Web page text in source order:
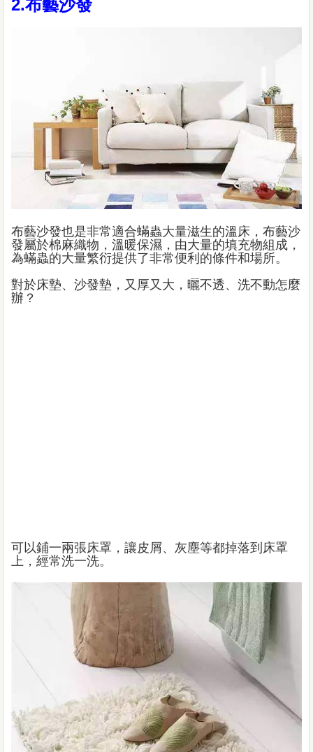
2.布藝沙發
布藝沙發也是非常適合蟎蟲大量滋生的溫床，布藝沙
發屬於棉麻織物，溫暖保濕，由大量的填充物組成，
為蟎蟲的大量繁衍提供了非常便利的條件和場所。
對於床墊、沙發墊，又厚又大，曬不透、洗不動怎麼
辦？
可以鋪一兩張床罩，讓皮屑、灰塵等都掉落到床罩
上，經常洗一洗。